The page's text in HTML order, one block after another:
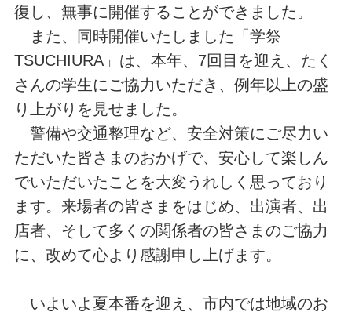
復し、無事に開催することができました。
また、同時開催いたしました「学祭
TSUCHIURA」は、本年、7回目を迎え、たく
さんの学生にご協力いただき、例年以上の盛
り上がりを見せました。
警備や交通整理など、安全対策にご尽力い
ただいた皆さまのおかげで、安心して楽しん
でいただいたことを大変うれしく思っており
ます。来場者の皆さまをはじめ、出演者、出
店者、そして多くの関係者の皆さまのご協力
に、改めて心より感謝申し上げます。
いよいよ夏本番を迎え、市内では地域のお